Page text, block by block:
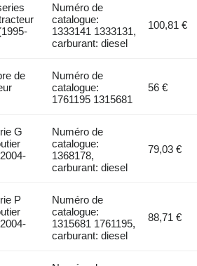
Numéro de
catalogue:
1333141 1333131,
carburant: diesel
100,81 €
de
Numéro de
catalogue:
1761195 1315681
56 €
G
Numéro de
catalogue:
1368178,
carburant: diesel
79,03 €
P
Numéro de
catalogue:
1315681 1761195,
carburant: diesel
88,71 €